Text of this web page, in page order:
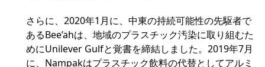
さらに、2020年1月に、中東の持続可能性の先駆者で
あるBee’ahは、地域のプラスチック汚染に取り組むた
めにUnilever Gulfと覚書を締結しました。2019年7月
に、Nampakはプラスチック飲料の代替としてアルミ